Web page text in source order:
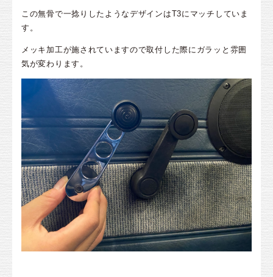
この無骨で一捻りしたようなデザインはT3にマッチしていま
す。
メッキ加工が施されていますので取付した際にガラッと雰囲
気が変わります。